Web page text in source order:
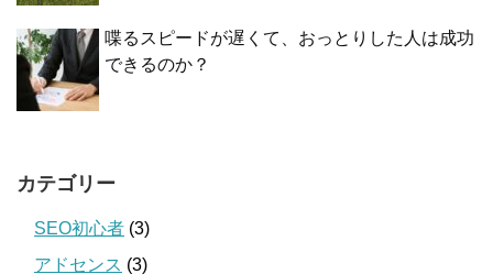
喋るスピードが遅くて、おっとりした人は成功
できるのか？
カテゴリー
SEO初心者 (3)
アドセンス (3)